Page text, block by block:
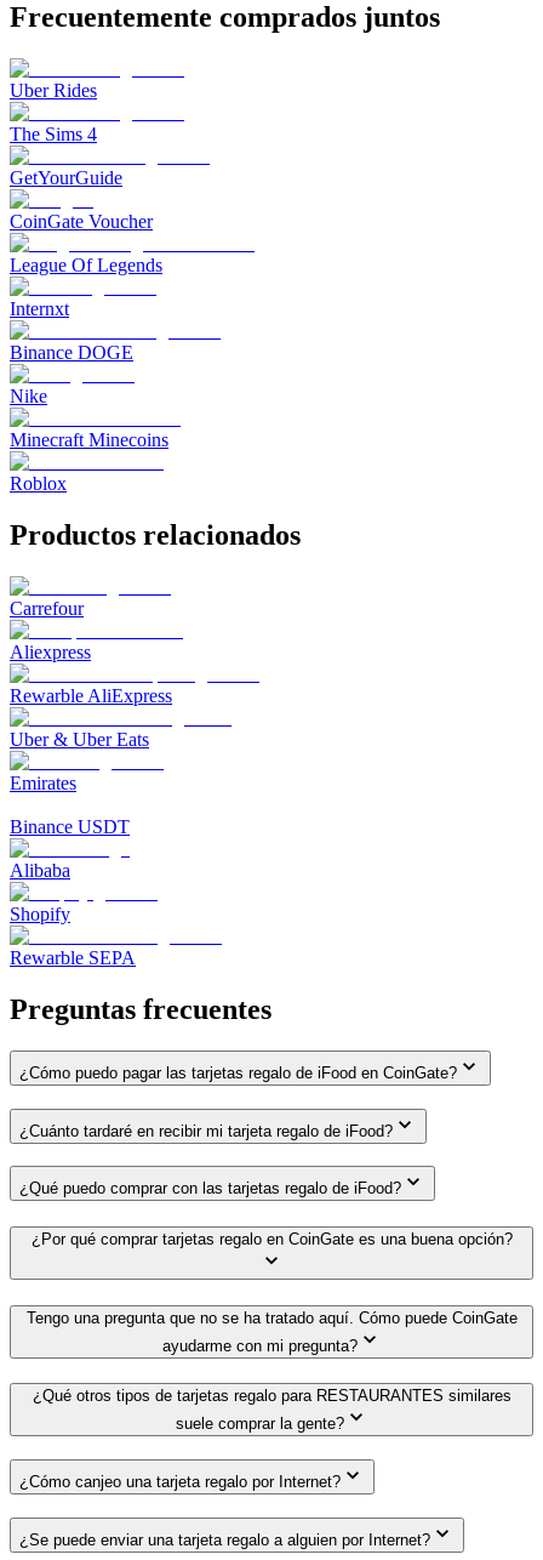
Frecuentemente comprados juntos
Uber Rides
The Sims 4
GetYourGuide
CoinGate Voucher
League Of Legends
Internxt
Binance DOGE
Nike
Minecraft Minecoins
Roblox
Productos relacionados
Carrefour
Aliexpress
Rewarble AliExpress
Uber & Uber Eats
Emirates
Binance USDT
Alibaba
Shopify
Rewarble SEPA
Preguntas frecuentes
¿Cómo puedo pagar las tarjetas regalo de iFood en CoinGate?
¿Cuánto tardaré en recibir mi tarjeta regalo de iFood?
¿Qué puedo comprar con las tarjetas regalo de iFood?
¿Por qué comprar tarjetas regalo en CoinGate es una buena opción?
Tengo una pregunta que no se ha tratado aquí. Cómo puede CoinGate
ayudarme con mi pregunta?
¿Qué otros tipos de tarjetas regalo para RESTAURANTES similares
suele comprar la gente?
¿Cómo canjeo una tarjeta regalo por Internet?
¿Se puede enviar una tarjeta regalo a alguien por Internet?